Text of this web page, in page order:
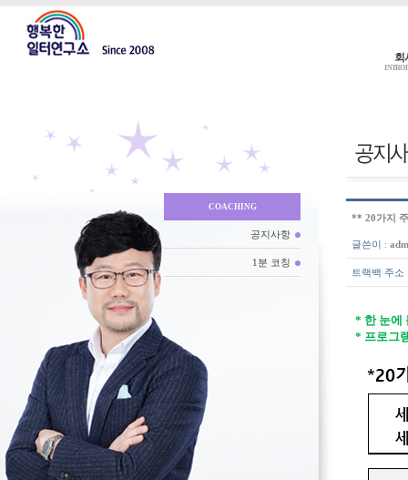
회
COACHING
공지사항
1분 코칭
** 20가지
글쓴이 :
트랙백 주소
* 한 눈에
* 프로그